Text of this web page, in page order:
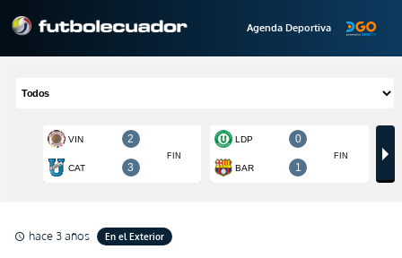
Agenda Deportiva
schedule hace 3 años En el Exterior